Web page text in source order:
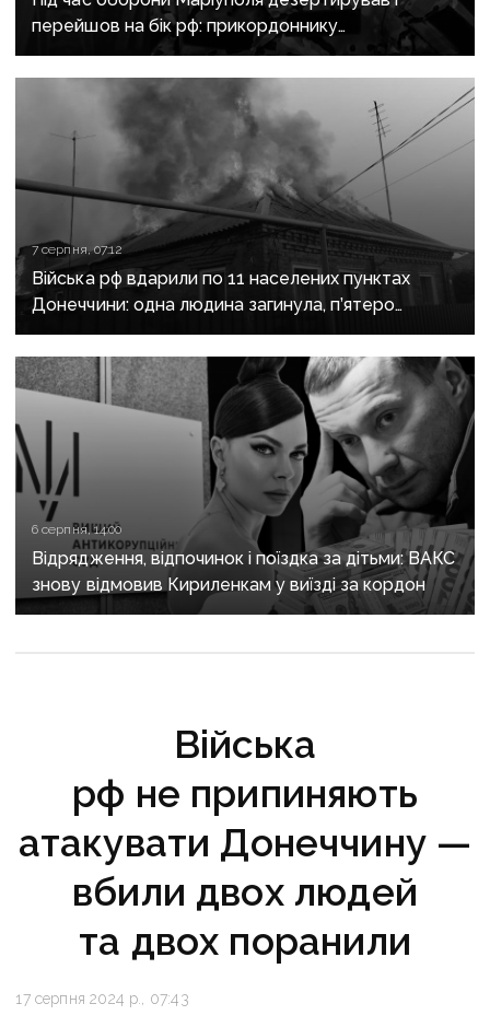
перейшов на бік рф: прикордоннику
з «Азовсталі» повідомили про підозру
7 серпня, 07:12
Війська рф вдарили по 11 населених пунктах
Донеччини: одна людина загинула, п’ятеро
поранені
6 серпня, 14:00
Відрядження, відпочинок і поїздка за дітьми: ВАКС
знову відмовив Кириленкам у виїзді за кордон
Війська
рф не припиняють
атакувати Донеччину —
вбили двох людей
та двох поранили
17 серпня 2024 р., 07:43